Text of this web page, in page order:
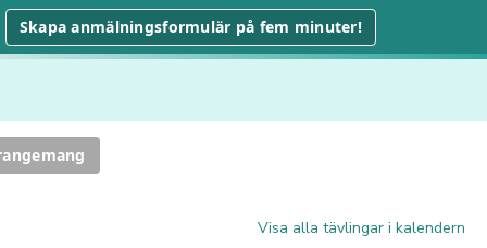
Skapa anmälningsformulär på fem minuter!
Visa alla tävlingar i kalendern